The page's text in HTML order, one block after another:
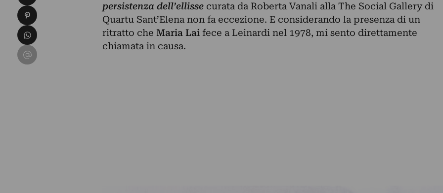
persistenza dell’ellissecurata da Roberta Vanali alla The Social Gallery di
Quartu Sant’Elena non fa eccezione. E considerando la presenza di un
ritratto che Maria Laifece a Leinardi nel 1978, mi sento direttamente
chiamata in causa.
Condividi su Pinterest
Condividi su WhatsApp
Condividi su Email